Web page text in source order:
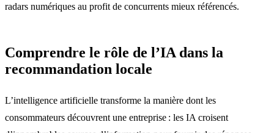
radars numériques au profit de concurrents mieux référencés.
Comprendre le rôle de l’IA dans la
recommandation locale
L’intelligence artificielle transforme la manière dont les
consommateurs découvrent une entreprise : les IA croisent